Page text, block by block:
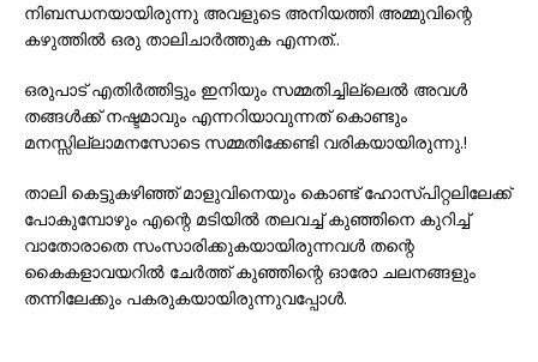
നിബന്ധനയായിരുന്നു അവളുടെ അനിയത്തി അമ്മുവിന്റെ
കഴുത്തിൽ ഒരു താലിചാർത്തുക എന്നത്..
ഒരുപാട് എതിർത്തിട്ടും ഇനിയും സമ്മതിച്ചില്ലെൽ അവൾ
തങ്ങൾക്ക് നഷ്ടമാവും എന്നറിയാവുന്നത് കൊണ്ടും
മനസ്സില്ലാമനസോടെ സമ്മതിക്കേണ്ടി വരികയായിരുന്നു.!
താലി കെട്ടുകഴിഞ്ഞ് മാളുവിനെയും കൊണ്ട് ഹോസ്പിറ്റലിലേക്ക്‌
പോകുമ്പോഴും എന്റെ മടിയിൽ തലവച്ച് കുഞ്ഞിനെ കുറിച്ച്
വാതോരാതെ സംസാരിക്കുകയായിരുന്നവൾ തന്റെ
കൈകളാവയറിൽ ചേർത്ത് കുഞ്ഞിന്റെ ഓരോ ചലനങ്ങളും
തന്നിലേക്കും പകരുകയായിരുന്നുവപ്പോൾ.